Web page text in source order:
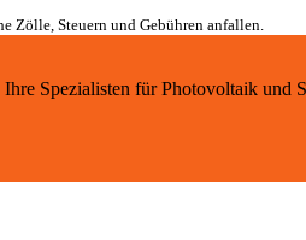
Zölle, Steuern und Gebühren anfallen.
Ihre Spezialisten für Photovoltaik und